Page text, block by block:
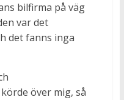
bilfirma på väg
var det
det fanns inga
över mig, så